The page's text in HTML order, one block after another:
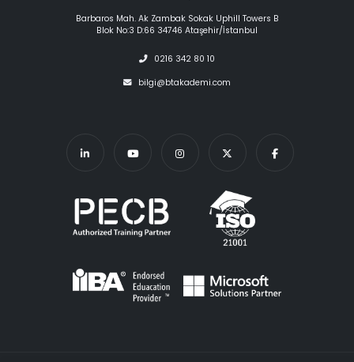
Barbaros Mah. Ak Zambak Sokak Uphill Towers B
Blok No:3 D:66 34746 Ataşehir/İstanbul
0216 342 80 10
bilgi@btakademi.com